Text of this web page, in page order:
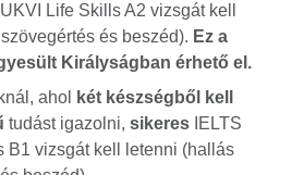
Life Skills A2 vizsgát kell
és beszéd). Ez a
Királyságban érhető el.
ahol
két készségből kell
tudást igazolni, sikeres IELTS
B1 vizsgát kell letenni (hallás